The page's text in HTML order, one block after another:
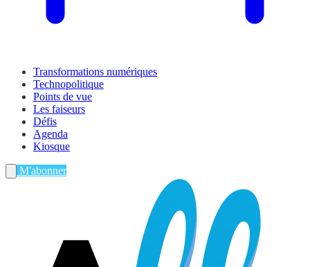
Transformations numériques
Technopolitique
Points de vue
Les faiseurs
Défis
Agenda
Kiosque
M'abonner